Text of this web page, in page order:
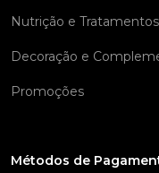
Nutrição e Tratamentos
Decoração e
Promoções
Métodos de